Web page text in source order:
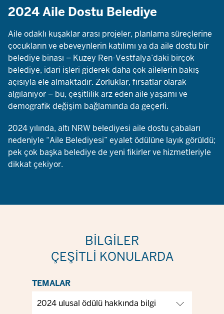
2024 Aile Dostu Belediye
Aile odaklı kuşaklar arası projeler, planlama süreçlerine
çocukların ve ebeveynlerin katılımı ya da aile dostu bir
belediye binası – Kuzey Ren-Vestfalya’daki birçok
belediye, idari işleri giderek daha çok ailelerin bakış
açısıyla ele almaktadır. Zorluklar, fırsatlar olarak
algılanıyor – bu, çeşitlilik arz eden aile yaşamı ve
demografik değişim bağlamında da geçerli.
2024 yılında, altı NRW belediyesi aile dostu çabaları
nedeniyle “Aile Belediyesi” eyalet ödülüne layık görüldü;
pek çok başka belediye de yeni fikirler ve hizmetleriyle
dikkat çekiyor.
BILGILER
ÇEŞITLI KONULARDA
TEMALAR